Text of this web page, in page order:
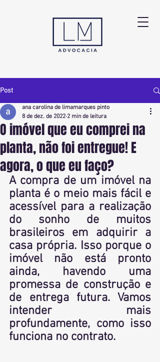
Post
O imóvel que eu comprei na
planta, não foi entregue! E
agora, o que eu faço?
ana carolina de limamarques pinto
8 de dez. de 2022 2 min de leitura
A compra de um imóvel na
planta é o meio mais fácil e
acessível para a realização
do sonho de muitos
brasileiros em adquirir a
casa própria. Isso porque o
imóvel não está pronto
ainda, havendo uma
promessa de construção e
de entrega futura. Vamos
intender mais
profundamente, como isso
funciona no contrato.